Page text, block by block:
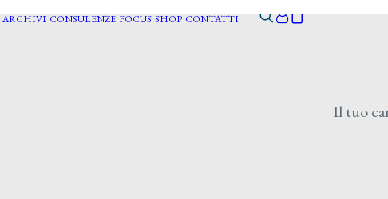
ARCHIVI CONSULENZE FOCUS SHOP CONTATTI
Il tuo